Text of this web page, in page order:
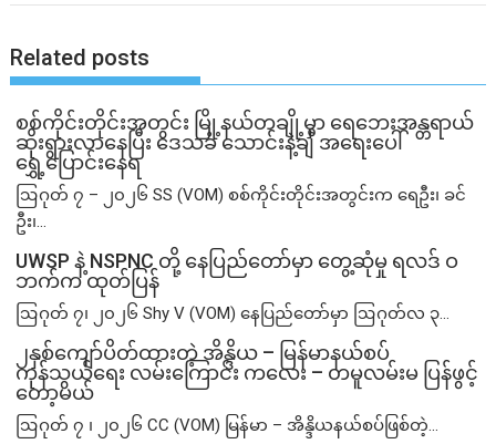
Related posts
စစ်ကိုင်းတိုင်းအတွင်း မြို့နယ်တချို့မှာ ရေဘေးအန္တရာယ်
ဆိုးရွားလာနေပြီး ဒေသခံ သောင်းနဲ့ချီ အရေးပေါ်
ရွှေ့ပြောင်းနေရ
ဩဂုတ် ၇ – ၂၀၂၆ SS (VOM) စစ်ကိုင်းတိုင်းအတွင်းက ရေဦး၊ ခင်
ဦး၊...
UWSP နဲ့ NSPNC တို့ နေပြည်တော်မှာ တွေ့ဆုံမှု ရလဒ် ဝ
ဘက်က ထုတ်ပြန်
ဩဂုတ် ၇၊ ၂၀၂၆ Shy V (VOM) နေပြည်တော်မှာ ဩဂုတ်လ ၃...
၂နှစ်​ကျော်ပိတ်ထားတဲ့ အိန္ဒိယ – မြန်မာနယ်စပ်
ကုန်သွယ်ရေး လမ်းကြောင်း ကလေး – တမူလမ်းမ ပြန်ဖွင့်
တော့မယ်
ဩဂုတ် ၇ ၊ ၂၀၂၆ CC (VOM) မြန်မာ – အိန္ဒိယနယ်စပ်ဖြစ်တဲ့...